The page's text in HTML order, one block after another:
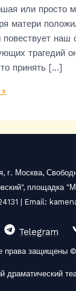
или просто
матери
повествует наш
трагедий
то принять […]
г. Москва,
площадка
| Email:
Telegram
права защищены
драматический